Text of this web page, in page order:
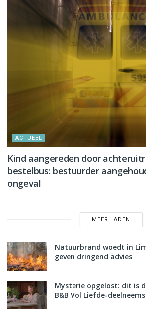
ACTUEEL
Kind aangereden door
bestelbus: bestuurder
ongeval
MEER LADEN
Natuurbrand woedt in
geven dringend advies
Mysterie opgelost: dit is
B&B Vol Liefde-